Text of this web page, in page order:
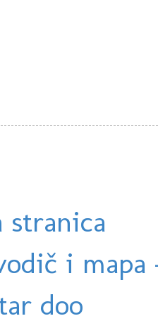
stranica
i
doo